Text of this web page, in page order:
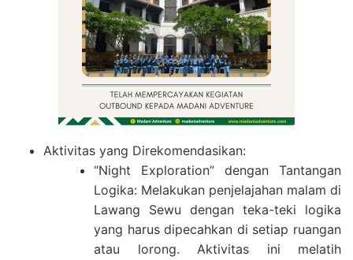
Aktivitas yang Direkomendasikan:
“Night Exploration” dengan Tantangan
Logika: Melakukan penjelajahan malam di
Lawang Sewu dengan teka-teki logika
yang harus dipecahkan di setiap ruangan
atau lorong. Aktivitas ini melatih